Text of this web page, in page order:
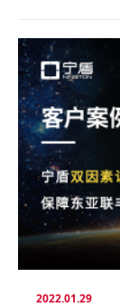
域，为在中国
通讯、信息
的工程、技术
的长期合作关
责海油信科在
2022.01.29